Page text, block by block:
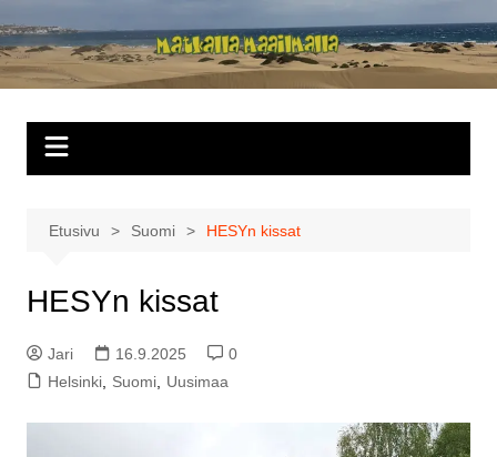
sisältöön
Matkalla
maailmalla
Etusivu Suomi HESYn kissat
HESYn kissat
Jari 16.9.2025
0
Helsinki, Suomi, Uusimaa